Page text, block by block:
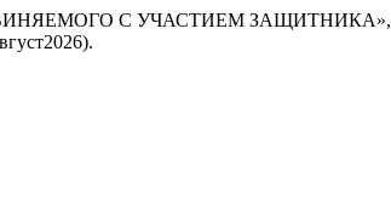
С УЧАСТИЕМ ЗАЩИТНИКА»,